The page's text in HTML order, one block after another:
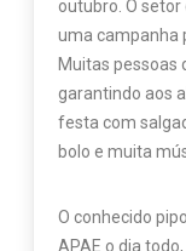
outubro. O
uma campanha
Muitas pessoas
garantindo aos
festa com
bolo e muita
O conhecido
APAE o dia